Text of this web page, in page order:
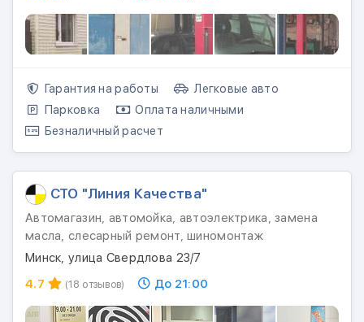
Гарантия на работы
Легковые авто
Парковка
Оплата наличными
Безналичный расчет
СТО "Линия Качества"
Автомагазин, автомойка, автоэлектрика, замена
масла, слесарный ремонт, шиномонтаж
Минск, улица Свердлова 23/7
4.7
(18 отзывов) До 21:00